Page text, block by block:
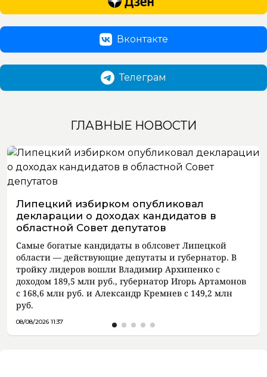
Вконтакте
Телеграм
ГЛАВНЫЕ НОВОСТИ
Липецкий избирком опубликовал
декларации о доходах кандидатов в
областной Совет депутатов
Самые богатые кандидаты в облсовет Липецкой
области — действующие депутаты и губернатор. В
тройку лидеров вошли Владимир Архипенко с
доходом 189,5 млн руб., губернатор Игорь Артамонов
с 168,6 млн руб. и Александр Кремнев с 149,2 млн
руб.
08/08/2026 11:37